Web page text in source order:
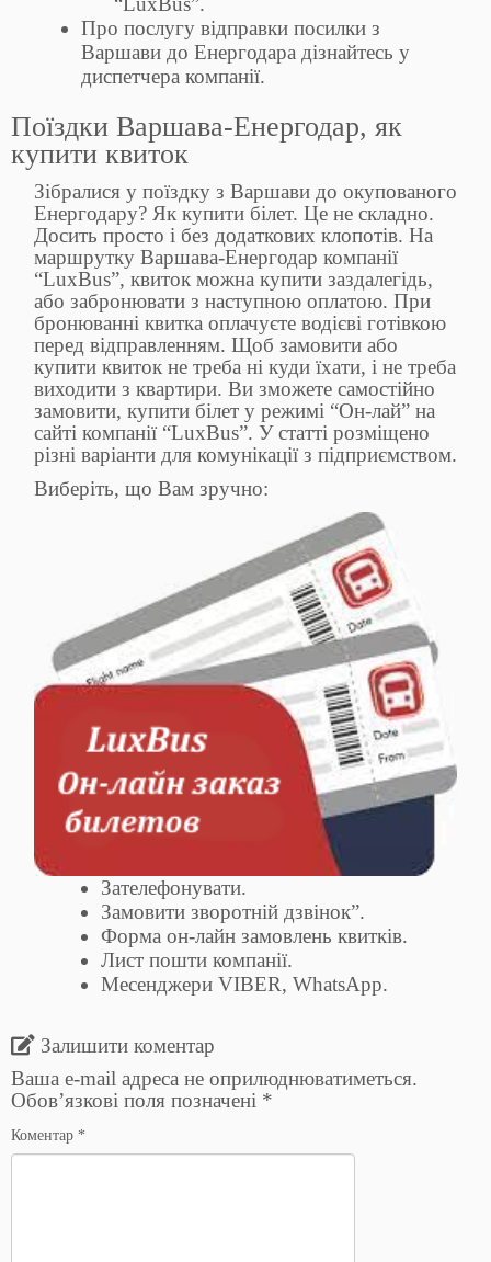
Про послугу відправки посилки з
Варшави до Енергодара дізнайтесь у
диспетчера компанії.
Поїздки Варшава-Енергодар, як
купити квиток
Зібралися у поїздку з Варшави до окупованого
Енергодару? Як купити білет. Це не складно.
Досить просто і без додаткових клопотів. На
маршрутку Варшава-Енергодар компанії
“LuxBus”, квиток можна купити заздалегідь,
або забронювати з наступною оплатою. При
бронюванні квитка оплачуєте водієві готівкою
перед відправленням. Щоб замовити або
купити квиток не треба ні куди їхати, і не треба
виходити з квартири. Ви зможете самостійно
замовити, купити білет у режимі “Он-лай” на
сайті компанії “LuxBus”. У статті розміщено
різні варіанти для комунікації з підприємством.
Виберіть, що Вам зручно:
Зателефонувати.
Замовити зворотній дзвінок”.
Форма он-лайн замовлень квитків.
Лист пошти компанії.
Месенджери VIBER, WhatsApp.
Залишити коментар
Ваша e-mail адреса не оприлюднюватиметься.
Обов’язкові поля позначені *
Коментар *